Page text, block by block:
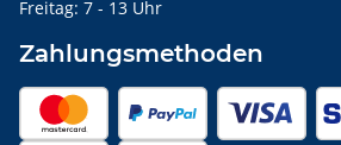
Freitag: 7 - 13 Uhr
Zahlungsmethoden